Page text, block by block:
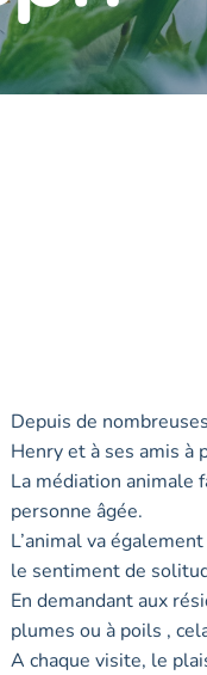
Depuis de
Henry et à ses amis à
La médiation animale
personne âgée.
L’animal va
le sentiment de
En demandant aux
plumes ou à poils ,
A chaque visite, le